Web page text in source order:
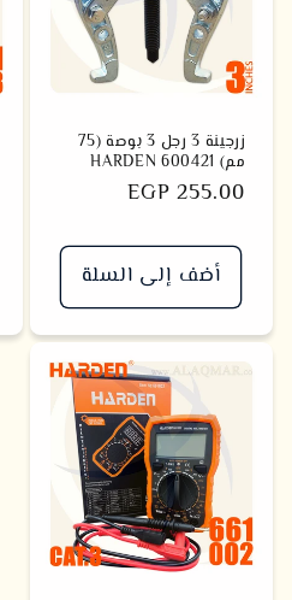
زرجينة 3 رجل 3 بوصة (75
مم) 600421 HARDEN
سعر
EGP 255.00
أضف إلى السلة